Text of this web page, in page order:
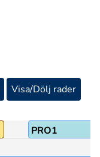
Visa/Dölj rader
PRO1